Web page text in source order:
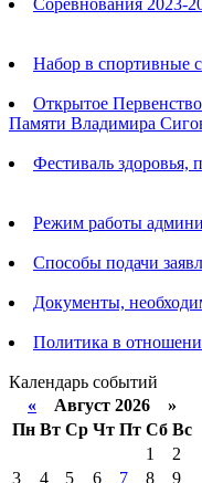
Соревнования 2023-
Набор в спортивные
Открытое
Памяти Владимира
Фестиваль
Режим работы
Способы подачи
Документы,
Политика в
Календарь событий
« Август 2026 »
Пн Вт Ср Чт Пт Сб Вс
1
2
3
4 5 6 7 8
9